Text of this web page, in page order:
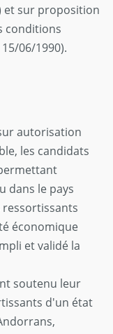
et sur proposition
conditions
06/1990).
autorisation
les candidats
dans le pays
ressortissants
économique
et validé la
soutenu leur
d'un état